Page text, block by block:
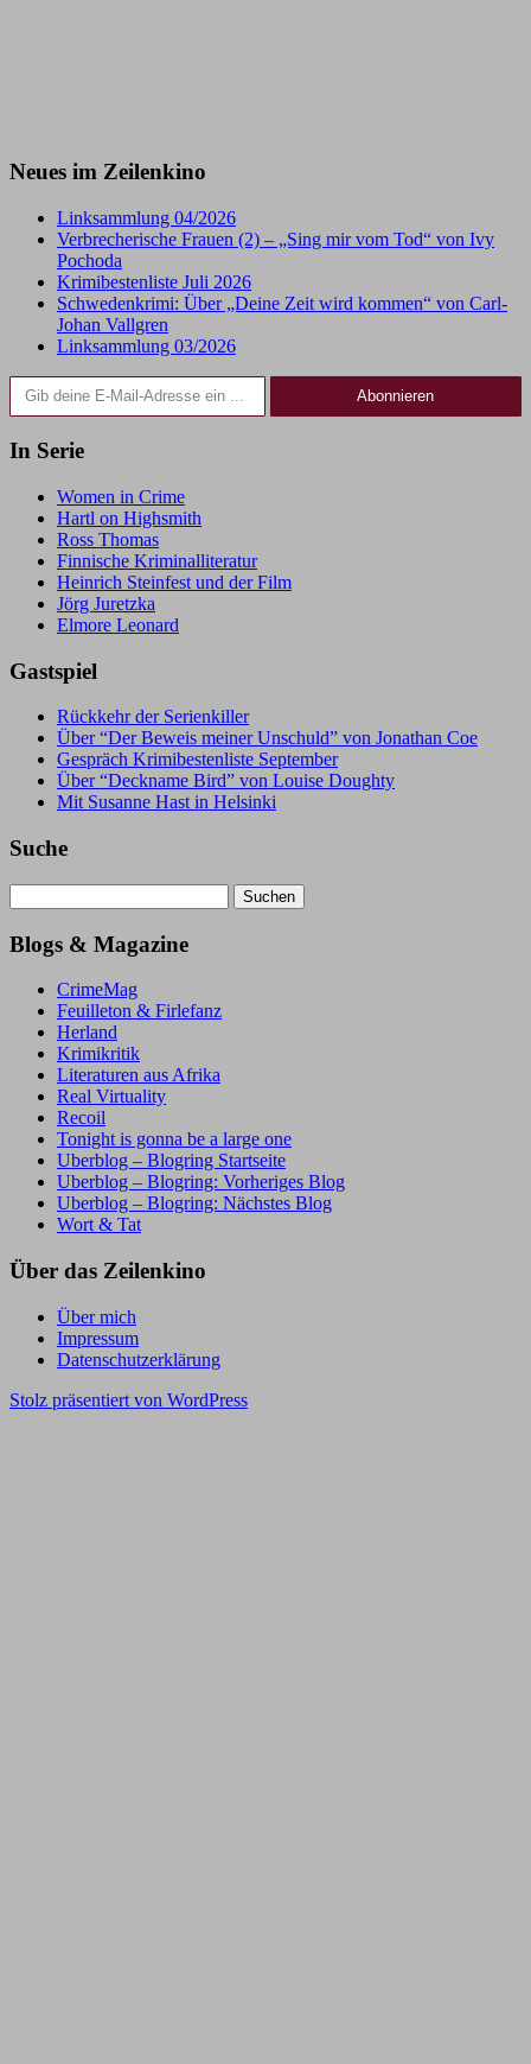
Neues im Zeilenkino
Linksammlung 04/2026
Verbrecherische Frauen (2) – „Sing mir vom Tod“ von Ivy
Pochoda
Krimibestenliste Juli 2026
Schwedenkrimi: Über „Deine Zeit wird kommen“ von Carl-
Johan Vallgren
Linksammlung 03/2026
Gib deine E-Mail-Adresse ein ...
Abonnieren
In Serie
Women in Crime
Hartl on Highsmith
Ross Thomas
Finnische Kriminalliteratur
Heinrich Steinfest und der Film
Jörg Juretzka
Elmore Leonard
Gastspiel
Rückkehr der Serienkiller
Über “Der Beweis meiner Unschuld” von Jonathan Coe
Gespräch Krimibestenliste September
Über “Deckname Bird” von Louise Doughty
Mit Susanne Hast in Helsinki
Suche
nach:
Blogs & Magazine
CrimeMag
Feuilleton & Firlefanz
Herland
Krimikritik
Literaturen aus Afrika
Real Virtuality
Recoil
Tonight is gonna be a large one
Uberblog – Blogring Startseite
Uberblog – Blogring: Vorheriges Blog
Uberblog – Blogring: Nächstes Blog
Wort & Tat
Über das Zeilenkino
Über mich
Impressum
Datenschutzerklärung
Stolz präsentiert von WordPress